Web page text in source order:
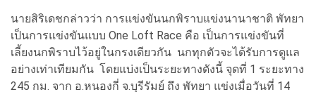
นายสิริเดชกล่าวว่า การแข่งขันนกพิราบแข่งนานาชาติ พัทยา
เป็นการแข่งขันแบบ One Loft Race คือ เป็นการแข่งขันที่
เลี้ยงนกพิราบไว้อยู่ในกรงเดียวกัน นกทุกตัวจะได้รับการดูแล
อย่างเท่าเทียมกัน โดยแบ่งเป็นระยะทางดังนี้ จุดที่ 1 ระยะทาง
245 กม. จาก อ.หนองกี่ จ.บุรีรัมย์ ถึง พัทยา แข่งเมื่อวันที่ 14